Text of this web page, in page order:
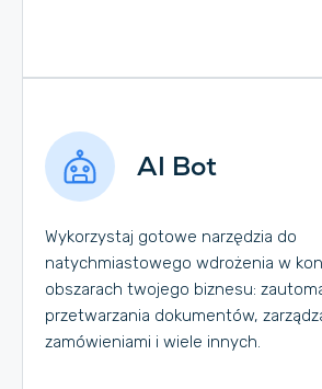
AI Bot
Wykorzystaj gotowe narzędzia do
natychmiastowego wdrożenia w
obszarach twojego biznesu:
przetwarzania dokumentów,
zamówieniami i wiele innych.